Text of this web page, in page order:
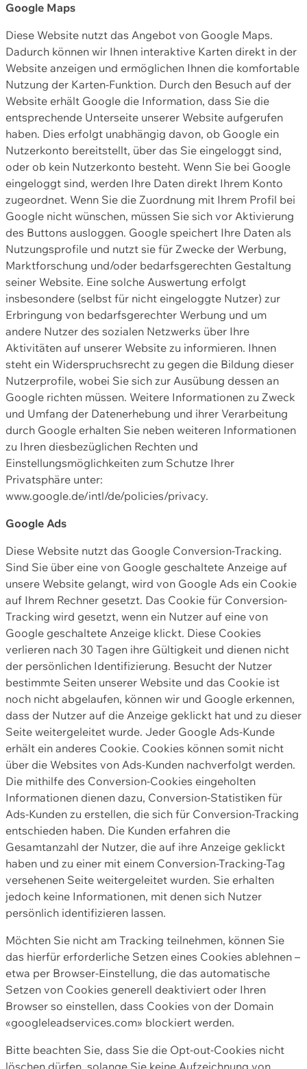
Google Maps
Diese Website nutzt das Angebot von Google Maps.
Dadurch können wir Ihnen interaktive Karten direkt in der
Website anzeigen und ermöglichen Ihnen die komfortable
Nutzung der Karten-Funktion. Durch den Besuch auf der
Website erhält Google die Information, dass Sie die
entsprechende Unterseite unserer Website aufgerufen
haben. Dies erfolgt unabhängig davon, ob Google ein
Nutzerkonto bereitstellt, über das Sie eingeloggt sind,
oder ob kein Nutzerkonto besteht. Wenn Sie bei Google
eingeloggt sind, werden Ihre Daten direkt Ihrem Konto
zugeordnet. Wenn Sie die Zuordnung mit Ihrem Profil bei
Google nicht wünschen, müssen Sie sich vor Aktivierung
des Buttons ausloggen. Google speichert Ihre Daten als
Nutzungsprofile und nutzt sie für Zwecke der Werbung,
Marktforschung und/oder bedarfsgerechten Gestaltung
seiner Website. Eine solche Auswertung erfolgt
insbesondere (selbst für nicht eingeloggte Nutzer) zur
Erbringung von bedarfsgerechter Werbung und um
andere Nutzer des sozialen Netzwerks über Ihre
Aktivitäten auf unserer Website zu informieren. Ihnen
steht ein Widerspruchsrecht zu gegen die Bildung dieser
Nutzerprofile, wobei Sie sich zur Ausübung dessen an
Google richten müssen. Weitere Informationen zu Zweck
und Umfang der Datenerhebung und ihrer Verarbeitung
durch Google erhalten Sie neben weiteren Informationen
zu Ihren diesbezüglichen Rechten und
Einstellungsmöglichkeiten zum Schutze Ihrer
Privatsphäre unter:
www.google.de/intl/de/policies/privacy.
Google Ads
Diese Website nutzt das Google Conversion-Tracking.
Sind Sie über eine von Google geschaltete Anzeige auf
unsere Website gelangt, wird von Google Ads ein Cookie
auf Ihrem Rechner gesetzt. Das Cookie für Conversion-
Tracking wird gesetzt, wenn ein Nutzer auf eine von
Google geschaltete Anzeige klickt. Diese Cookies
verlieren nach 30 Tagen ihre Gültigkeit und dienen nicht
der persönlichen Identifizierung. Besucht der Nutzer
bestimmte Seiten unserer Website und das Cookie ist
noch nicht abgelaufen, können wir und Google erkennen,
dass der Nutzer auf die Anzeige geklickt hat und zu dieser
Seite weitergeleitet wurde. Jeder Google Ads-Kunde
erhält ein anderes Cookie. Cookies können somit nicht
über die Websites von Ads-Kunden nachverfolgt werden.
Die mithilfe des Conversion-Cookies eingeholten
Informationen dienen dazu, Conversion-Statistiken für
Ads-Kunden zu erstellen, die sich für Conversion-Tracking
entschieden haben. Die Kunden erfahren die
Gesamtanzahl der Nutzer, die auf ihre Anzeige geklickt
haben und zu einer mit einem Conversion-Tracking-Tag
versehenen Seite weitergeleitet wurden. Sie erhalten
jedoch keine Informationen, mit denen sich Nutzer
persönlich identifizieren lassen.
Möchten Sie nicht am Tracking teilnehmen, können Sie
das hierfür erforderliche Setzen eines Cookies ablehnen –
etwa per Browser-Einstellung, die das automatische
Setzen von Cookies generell deaktiviert oder Ihren
Browser so einstellen, dass Cookies von der Domain
«googleleadservices.com» blockiert werden.
Bitte beachten Sie, dass Sie die Opt-out-Cookies nicht